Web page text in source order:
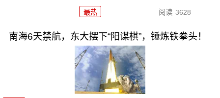
最热 阅读 3628
南海6天禁航，东大摆下“阳谋棋”，锤炼铁拳头！